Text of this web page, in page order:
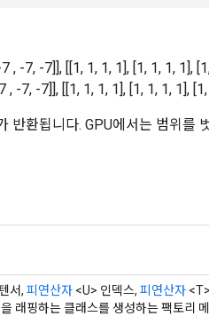
-7, -7]], [[1, 1, 1, 1], [1, 1, 1, 1],
7, -7]], [[1, 1, 1, 1], [1, 1, 1, 1], [1,
반환됩니다. GPU에서는 범위를
서, 피연산자 <U> 인덱스, 피연산자
래핑하는 클래스를 생성하는 팩토리